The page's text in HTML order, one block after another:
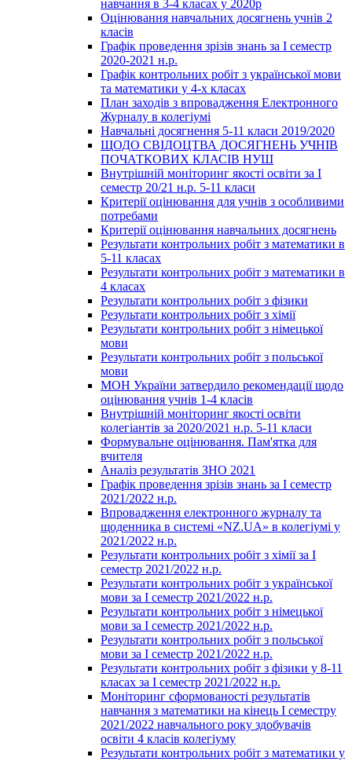
навчання в 3-4 класах у 2020р
Оцінювання навчальних досягнень учнів 2
класів
Графік проведення зрізів знань за І семестр
2020-2021 н.р.
Графік контрольних робіт з української мови
та математики у 4-х класах
План заходів з впровадження Електронного
Журналу в колегіумі
Навчальні досягнення 5-11 класи 2019/2020
ЩОДО СВІДОЦТВА ДОСЯГНЕНЬ УЧНІВ
ПОЧАТКОВИХ КЛАСІВ НУШ
Внутрішній моніторинг якості освіти за І
семестр 20/21 н.р. 5-11 класи
Критерії оцінювання для учнів з особливими
потребами
Критерії оцінювання навчальних досягнень
Результати контрольних робіт з математики в
5-11 класах
Результати контрольних робіт з математики в
4 класах
Результати контрольних робіт з фізики
Результати контрольних робіт з хімії
Результати контрольних робіт з німецької
мови
Результати контрольних робіт з польської
мови
МОН України затвердило рекомендації щодо
оцінювання учнів 1-4 класів
Внутрішній моніторинг якості освіти
колегіантів за 2020/2021 н.р. 5-11 класи
Формувальне оцінювання. Пам'ятка для
вчителя
Аналіз результатів ЗНО 2021
Графік проведення зрізів знань за І семестр
2021/2022 н.р.
Впровадження електронного журналу та
щоденника в системі «NZ.UA» в колегіумі у
2021/2022 н.р.
Результати контрольних робіт з хімії за І
семестр 2021/2022 н.р.
Результати контрольних робіт з української
мови за І семестр 2021/2022 н.р.
Результати контрольних робіт з німецької
мови за І семестр 2021/2022 н.р.
Результати контрольних робіт з польської
мови за І семестр 2021/2022 н.р.
Результати контрольних робіт з фізики у 8-11
класах за І семестр 2021/2022 н.р.
Моніторинг сформованості результатів
навчання з математики на кінець І семестру
2021/2022 навчального року здобувачів
освіти 4 класів колегіуму
Результати контрольних робіт з математики у